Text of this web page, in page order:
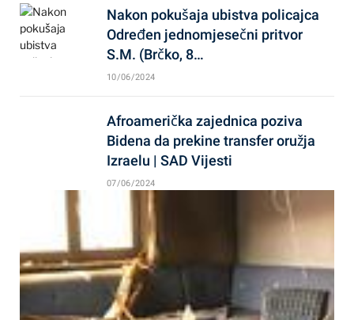
Nakon pokušaja ubistva policajca
Određen jednomjesečni pritvor
S.M. (Brčko, 8…
10/06/2024
Afroamerička zajednica poziva
Bidena da prekine transfer oružja
Izraelu | SAD Vijesti
07/06/2024